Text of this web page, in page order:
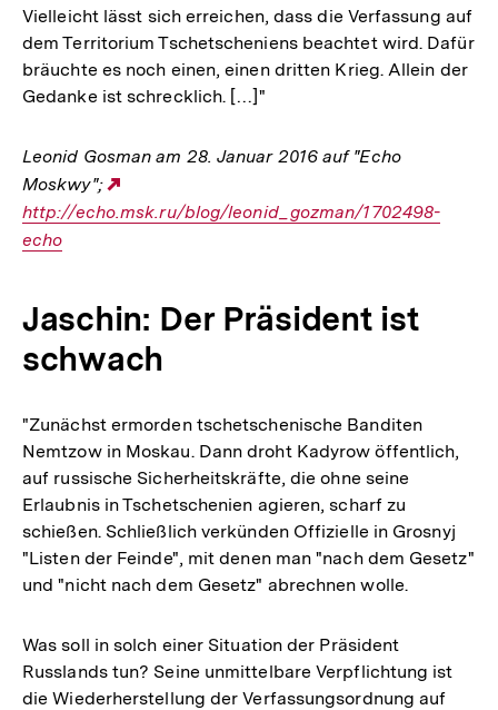
Vielleicht lässt sich erreichen, dass die Verfassung auf
dem Territorium Tschetscheniens beachtet wird. Dafür
bräuchte es noch einen, einen dritten Krieg. Allein der
Gedanke ist schrecklich. […]"
Leonid Gosman am 28. Januar 2016 auf "Echo
Moskwy";
Link:
http://echo.msk.ru/blog/leonid_gozman/1702498-
echo
Jaschin: Der Präsident ist
schwach
"Zunächst ermorden tschetschenische Banditen
Nemtzow in Moskau. Dann droht Kadyrow öffentlich,
auf russische Sicherheitskräfte, die ohne seine
Erlaubnis in Tschetschenien agieren, scharf zu
schießen. Schließlich verkünden Offizielle in Grosnyj
"Listen der Feinde", mit denen man "nach dem Gesetz"
und "nicht nach dem Gesetz" abrechnen wolle.
Was soll in solch einer Situation der Präsident
Russlands tun? Seine unmittelbare Verpflichtung ist
die Wiederherstellung der Verfassungsordnung auf